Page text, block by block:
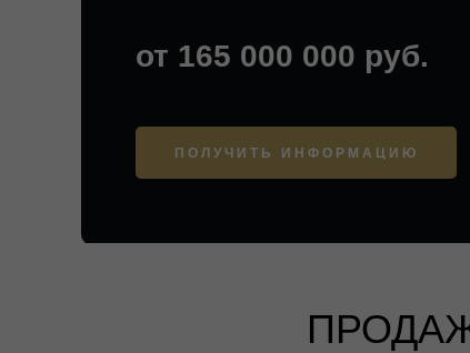
ПОЛУЧИТЬ ИНФОРМАЦИЮ
от 165 000 000 руб.